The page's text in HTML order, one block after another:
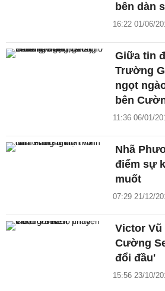
bên dàn
16:22 01/06/
Giữa tin
Trường
ngọt
bên
11:36 06/01/
Nhã
điểm sự
muốt
07:29 21/12/
Victor Vũ
Cường
đổi đầu'
15:56 23/10/